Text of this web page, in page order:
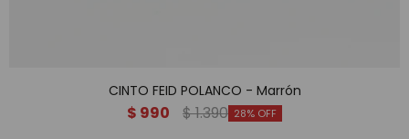
CINTO FEID POLANCO - Marrón
$ 990 $1.390 28